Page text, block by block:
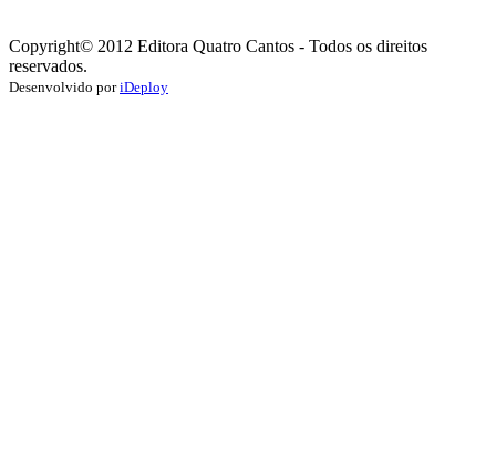
Copyright© 2012 Editora Quatro Cantos - Todos os direitos
reservados.
Desenvolvido poriDeploy